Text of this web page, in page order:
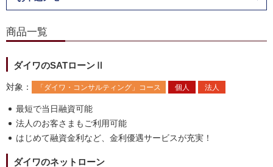
商品一覧
ダイワのSATローンⅡ
対象 ： 「ダイワ・コンサルティング」コース 個人 法人
最短で当日融資可能
法人のお客さまもご利用可能
はじめて融資金利など、金利優遇サービスが充実！
ダイワのネットローン